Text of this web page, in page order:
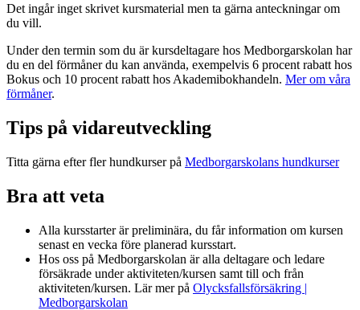
Det ingår inget skrivet kursmaterial men ta gärna anteckningar om
du vill.
Under den termin som du är kursdeltagare hos Medborgarskolan har
du en del förmåner du kan använda, exempelvis 6 procent rabatt hos
Bokus och 10 procent rabatt hos Akademibokhandeln. Mer om våra
förmåner.
Tips på vidareutveckling
Titta gärna efter fler hundkurser på Medborgarskolans hundkurser
Bra att veta
Alla kursstarter är preliminära, du får information om kursen
senast en vecka före planerad kursstart.
Hos oss på Medborgarskolan är alla deltagare och ledare
försäkrade under aktiviteten/kursen samt till och från
aktiviteten/kursen. Lär mer på Olycksfallsförsäkring |
Medborgarskolan